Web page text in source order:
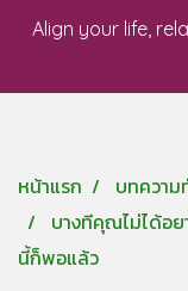
Align your life,
หน้าแรก บทควา
บางทีคุณไม่ได้อย
นี้ก็พอแล้ว